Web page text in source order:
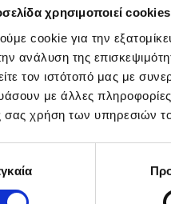
χρησιμοποιεί cookies
cookie για την
ανάλυση της
τον ιστότοπό μας με
με άλλες
σας χρήση των υπηρεσιών